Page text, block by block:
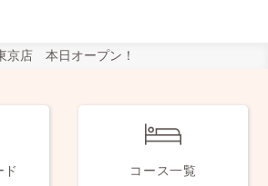
京店 本日オープン！
ド コース一覧